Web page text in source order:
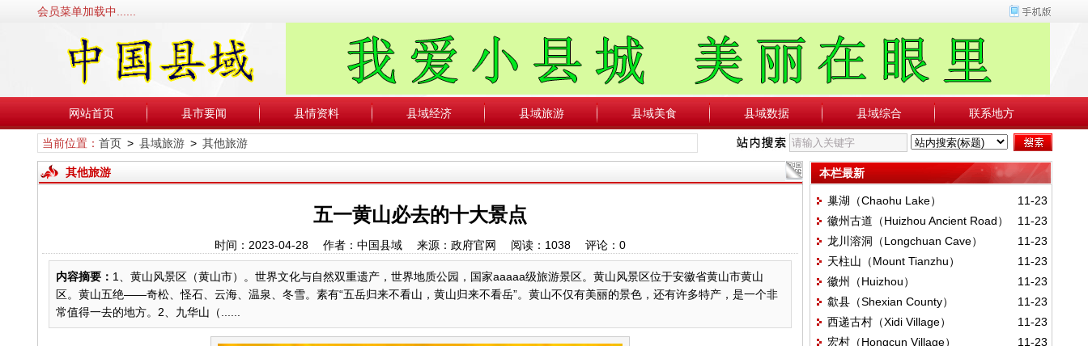
会员菜单加载中......
网站首页 县市要闻 县情资料 县域经济 县域旅游 县域美食 县域数据 县域综合 联系地方
当前位置： 首页> 县域旅游> 其他旅游
其他旅游
五一黄山必去的十大景点
时间：2023-04-28 作者：中国县域 来源：政府官网 阅读： 1038评论： 0
内容摘要： 1、黄山风景区（黄山市）。世界文化与自然双重遗产，世界地质公园，国家aaaaa级旅游景区。黄山风景区位于安徽省黄山市黄山
区。黄山五绝——奇松、怪石、云海、温泉、冬雪。素有“五岳归来不看山，黄山归来不看岳”。黄山不仅有美丽的景色，还有许多特产，是一个非
常值得一去的地方。2、九华山（......
本栏最新
11-23
巢湖（Chaohu Lake）
11-23
徽州古道（Huizhou Ancient Road）
11-23
龙川溶洞（Longchuan Cave）
11-23
天柱山（Mount Tianzhu）
11-23
徽州（Huizhou）
11-23
歙县（Shexian County）
11-23
西递古村（Xidi Village）
11-23
宏村（Hongcun Village）